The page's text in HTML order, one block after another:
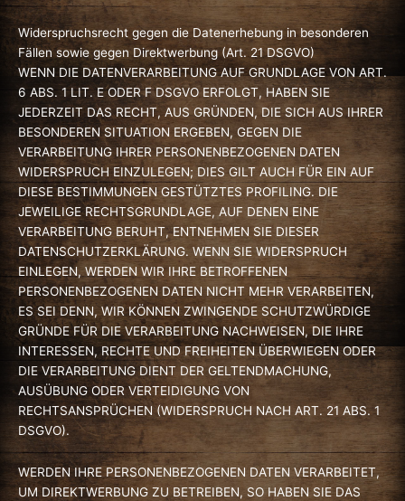
Widerspruchsrecht gegen die Datenerhebung in besonderen
Fällen sowie gegen Direktwerbung (Art. 21 DSGVO)
WENN DIE DATENVERARBEITUNG AUF GRUNDLAGE VON ART.
6 ABS. 1 LIT. E ODER F DSGVO ERFOLGT, HABEN SIE
JEDERZEIT DAS RECHT, AUS GRÜNDEN, DIE SICH AUS IHRER
BESONDEREN SITUATION ERGEBEN, GEGEN DIE
VERARBEITUNG IHRER PERSONENBEZOGENEN DATEN
WIDERSPRUCH EINZULEGEN; DIES GILT AUCH FÜR EIN AUF
DIESE BESTIMMUNGEN GESTÜTZTES PROFILING. DIE
JEWEILIGE RECHTSGRUNDLAGE, AUF DENEN EINE
VERARBEITUNG BERUHT, ENTNEHMEN SIE DIESER
DATENSCHUTZERKLÄRUNG. WENN SIE WIDERSPRUCH
EINLEGEN, WERDEN WIR IHRE BETROFFENEN
PERSONENBEZOGENEN DATEN NICHT MEHR VERARBEITEN,
ES SEI DENN, WIR KÖNNEN ZWINGENDE SCHUTZWÜRDIGE
GRÜNDE FÜR DIE VERARBEITUNG NACHWEISEN, DIE IHRE
INTERESSEN, RECHTE UND FREIHEITEN ÜBERWIEGEN ODER
DIE VERARBEITUNG DIENT DER GELTENDMACHUNG,
AUSÜBUNG ODER VERTEIDIGUNG VON
RECHTSANSPRÜCHEN (WIDERSPRUCH NACH ART. 21 ABS. 1
DSGVO).
WERDEN IHRE PERSONENBEZOGENEN DATEN VERARBEITET,
UM DIREKTWERBUNG ZU BETREIBEN, SO HABEN SIE DAS